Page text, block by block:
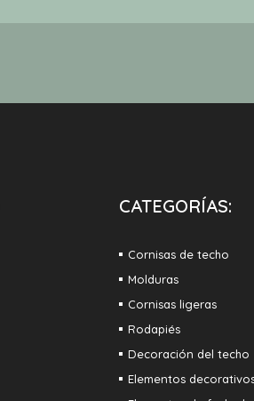
CATEGORÍAS:
Cornisas de techo
Molduras
Cornisas ligeras
Rodapiés
Decoración del techo
Elementos